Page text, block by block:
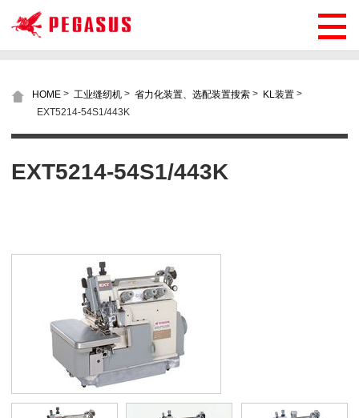
HOME > 工业缝纫机 > 省力化装置、选配装置搜索 > KL装置 >
EXT5214-54S1/443K
EXT5214-54S1/443K